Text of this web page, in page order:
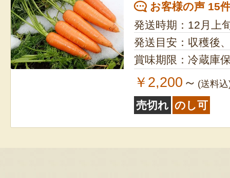
お客様の声 15
発送時期：12月上
発送目安：収穫後
賞味期限：冷蔵庫
￥2,200 ～ (送料
売切れ のし可